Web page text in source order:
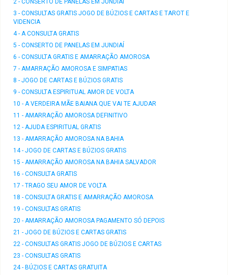
2 - CONSERTO DE PANELAS EM JUNDIAÍ
3 - CONSULTAS GRATIS JOGO DE BÚZIOS E CARTAS E TAROT E
VIDENCIA
4 - A CONSULTA GRATIS
5 - CONSERTO DE PANELAS EM JUNDIAÍ
6 - CONSULTA GRATIS E AMARRAÇÃO AMOROSA
7 - AMARRAÇÃO AMOROSA E SIMPATIAS
8 - JOGO DE CARTAS E BÚZIOS GRATIS
9 - CONSULTA ESPIRITUAL AMOR DE VOLTA
10 - A VERDEIRA MÃE BAIANA QUE VAI TE AJUDAR
11 - AMARRAÇÃO AMOROSA DEFINITIVO
12 - AJUDA ESPIRITUAL GRATIS
13 - AMARRAÇÃO AMOROSA NA BAHIA
14 - JOGO DE CARTAS E BÚZIOS GRATIS
15 - AMARRAÇÃO AMOROSA NA BAHIA SALVADOR
16 - CONSULTA GRATIS
17 - TRAGO SEU AMOR DE VOLTA
18 - CONSULTA GRATIS E AMARRAÇÃO AMOROSA
19 - CONSULTAS GRATIS
20 - AMARRAÇÃO AMOROSA PAGAMENTO SÓ DEPOIS
21 - JOGO DE BÚZIOS E CARTAS GRATIS
22 - CONSULTAS GRATIS JOGO DE BÚZIOS E CARTAS
23 - CONSULTAS GRATIS
24 - BÚZIOS E CARTAS GRATUITA